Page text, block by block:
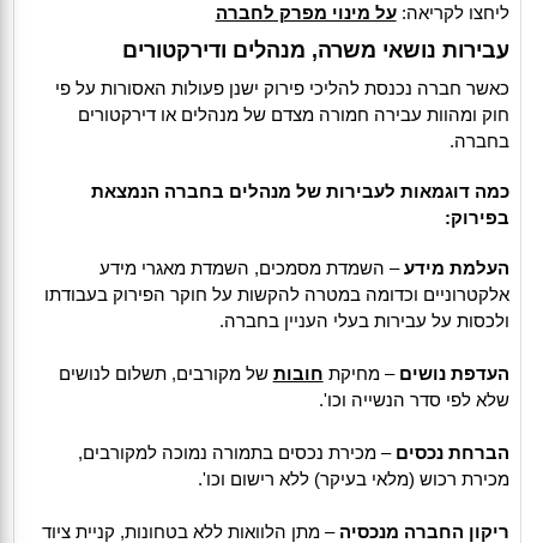
ליחצו לקריאה:על מינוי מפרק לחברה
עבירות נושאי משרה, מנהלים ודירקטורים
כאשר חברה נכנסת להליכי פירוק ישנן פעולות האסורות על פי
חוק ומהוות עבירה חמורה מצדם של מנהלים או דירקטורים
בחברה.
כמה דוגמאות לעבירות של מנהלים בחברה הנמצאת
בפירוק:
העלמת מידע– השמדת מסמכים, השמדת מאגרי מידע
אלקטרוניים וכדומה במטרה להקשות על חוקר הפירוק בעבודתו
ולכסות על עבירות בעלי העניין בחברה.
העדפת נושים – מחיקת חובות של מקורבים, תשלום לנושים
שלא לפי סדר הנשייה וכו'.
הברחת נכסים – מכירת נכסים בתמורה נמוכה למקורבים,
מכירת רכוש (מלאי בעיקר) ללא רישום וכו'.
ריקון החברה מנכסיה – מתן הלוואות ללא בטחונות, קניית ציוד